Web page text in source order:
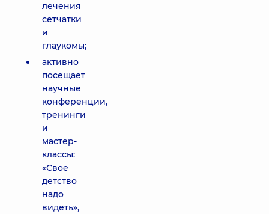
лечения
сетчатки
и
глаукомы;
активно
посещает
научные
конференции,
тренинги
и
мастер-
классы:
«Свое
детство
надо
видеть»,